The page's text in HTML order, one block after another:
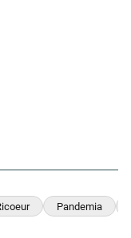
Pandemia